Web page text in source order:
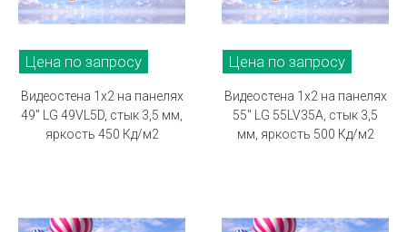
Цена по запросу
Видеостена 1х2 на панелях
49" LG 49VL5D, стык 3,5 мм,
яркость 450 Кд/м2
Цена по запросу
Видеостена 1х2 на панелях
55" LG 55LV35A, стык 3,5
мм, яркость 500 Кд/м2